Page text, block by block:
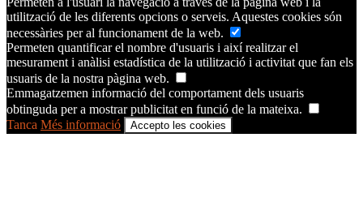
utilització de les diferents opcions o serveis. Aquestes cookies són
necessàries per al funcionament de la web.
Permeten quantificar el nombre d'usuaris i així realitzar el
mesurament i anàlisi estadística de la utilització i activitat que fan els
usuaris de la nostra pàgina web.
Emmagatzemen informació del comportament dels usuaris
obtinguda per a mostrar publicitat en funció de la mateixa.
Tanca Més informació Accepto les cookies